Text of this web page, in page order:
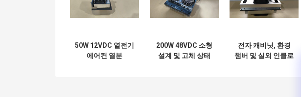
50W 12VDC 열전기
에어컨 열분
200W 48VDC 소형
설계 및 고체 상태
전자 캐비닛, 환경
챔버 및 실외 인클로